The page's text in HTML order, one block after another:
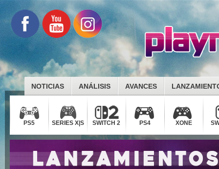
NOTICIAS ANÁLISIS AVANCES
PS5 SERIES X|S SWITCH 2 PS4 XONE